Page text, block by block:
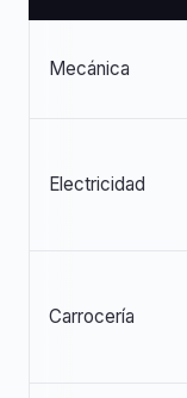
Mecánica
Electricidad
Carrocería